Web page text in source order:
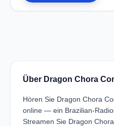
Über Dragon Chora
Hören Sie Dragon Chora
online — ein Brazilian-
Streamen Sie Dragon